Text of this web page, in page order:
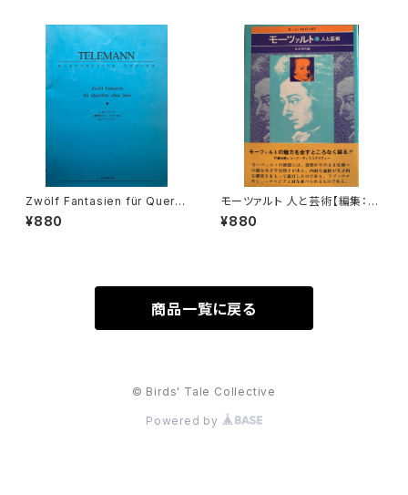
Zwölf Fantasien für Querfl
öten ohne Bass BÄRENREI
TER URTEXT【著者：GEORG
¥880
モーツァルト 人と芸術【編集：音
楽現代】出版社：芸術現代社 昭
和51年
¥880
商品一覧に戻る
© Birds' Tale Collective
Powered by